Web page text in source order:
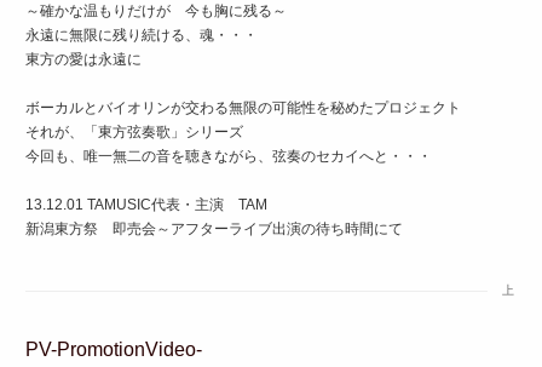
～確かな温もりだけが 今も胸に残る～
永遠に無限に残り続ける、魂・・・
東方の愛は永遠に
ボーカルとバイオリンが交わる無限の可能性を秘めたプロジェクト
それが、「東方弦奏歌」シリーズ
今回も、唯一無二の音を聴きながら、弦奏のセカイへと・・・
13.12.01 TAMUSIC代表・主演 TAM
新潟東方祭 即売会～アフターライブ出演の待ち時間にて
上
PV-PromotionVideo-